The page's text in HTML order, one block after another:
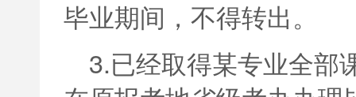
毕业期间，不得转出。
3.已经取得某专业全部